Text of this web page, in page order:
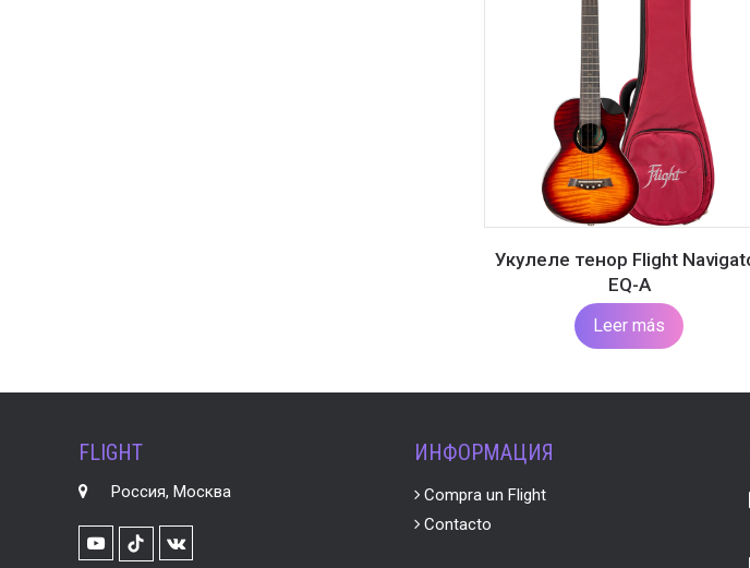
Укулеле тенор Flight
EQ-A
Leer más
FLIGHT
Россия, Москва
YoutubeTikTok
VK
ИНФОРМАЦИЯ
Compra un Flight
Contacto